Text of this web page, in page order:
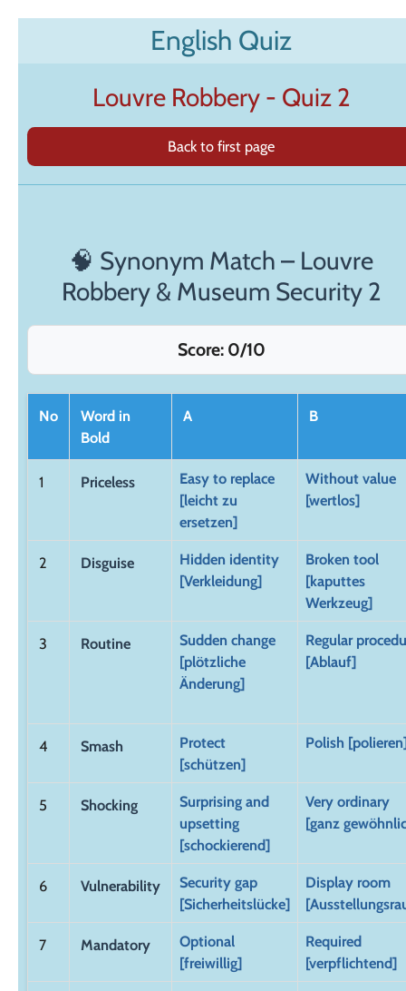
Zum
English Quiz
Louvre Robbery - Quiz 2
Back to first page
🧠 Synonym Match – Louvre
Robbery & Museum Security 2
Score: 0/10
No
Word in
Bold
A B
1 Priceless
Easy to replace
[leicht zu
ersetzen]
Without value
[wertlos]
2 Disguise
Hidden identity
[Verkleidung]
Broken tool
[kaputtes
Werkzeug]
3 Routine
Sudden change
[plötzliche
Änderung]
Regular
[Ablauf]
4 Smash
Protect
[schützen]
Polish
5 Shocking
Surprising and
upsetting
[schockierend]
Very ordinary
[ganz
6 Vulnerability
Security gap
[Sicherheitslücke]
Display room
7 Mandatory
Optional
[freiwillig]
Required
[verpflichtend]